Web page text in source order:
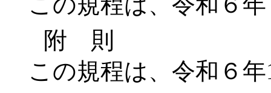
附 則
この規程は、令和６年